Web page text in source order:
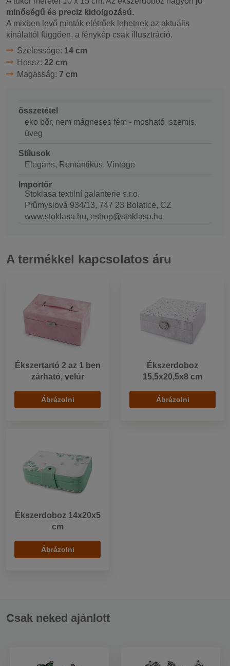
minőségű és preciz kidolgozású.
A mixben levő minták elétrőek lehetnek az aktuális
kínálattól függően, a fénykép csak illusztráció.
Szélessége: 14 cm
Hossz: 22 cm
Magasság: 7 cm
összetétel
eko bőr, nem mágneses fém - mosható, szemis,
üveg
Stílusok
Elegáns, Romantikus, Vintage
Importőr
Stoklasa textilní galanterie s.r.o.
Průmyslová 934/13, 747 23 Bolatice, CZ
www.stoklasa.hu, eshop@stoklasa.hu
A termékkel kapcsolatos áru
Ékszertartó 2 az 1 ben
zárható, velúr
Ábrázolni
Ékszerdoboz
15,5x20,5x8 cm
Ábrázolni
Ékszerdoboz 14x20x5
cm
Ábrázolni
Csak neked ajánlott